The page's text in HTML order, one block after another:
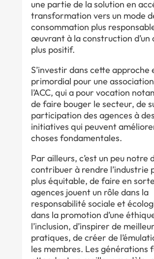
une partie de la solution en
transformation vers un mode
consommation plus
œuvrant à la construction d’un
plus positif.
S’investir dans cette approche
primordial pour une
l’ACC, qui a pour vocation
de faire bouger le secteur, de
participation des agences à des
initiatives qui peuvent
choses fondamentales.
Par ailleurs, c’est un peu notre
contribuer à rendre l’industrie
plus équitable, de faire en
agences jouent un rôle dans la
responsabilité sociale et
dans la promotion d’une
l’inclusion, d’inspirer de
pratiques, de créer de
les membres. Les générations